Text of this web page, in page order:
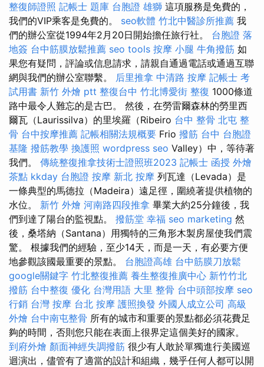
整復師證照 記帳士 題庫 台胞證 雄獅 這項服務是免費的，
我們的VIP乘客是免費的。 seo軟體 竹北中醫診所推薦 我
們的辦公室從1994年2月20日開始擔任旅行社。 台胞證 落
地簽 台中筋膜放鬆推薦 seo tools 按摩 小腿 牛角撥筋 如
果您有疑問，評論或信息請求，請親自通過電話或通過互聯
網與我們的辦公室聯繫。 后里推拿 中清路 按摩 記帳士 考
試用書 新竹 外燴 ptt 整復台中 竹北博愛街 整復 1000條道
路中最令人難忘的是古巴。 然後，在勞雷爾森林的勞里西
爾瓦（Laurissilva）的里埃羅（Ribeiro 台中 整骨 北屯 整
骨 台中按摩推薦 記帳相關法規概要 Frio 撥筋 台中 台胞證
基隆 撥筋教學 換護照 wordpress seo Valley）中，等待著
我們。 傳統整復推拿技術士證照班2023 記帳士 函授 外燴
茶點 kkday 台胞證 按摩 新北 按摩 列瓦達（Levada）是
一條典型的馬德拉（Madeira）遠足徑，圍繞著提供植物的
水位。 新竹 外燴 河南路四段推拿 畢業大約25分鐘後，我
們到達了陽台的監視點。 撥筋堂 幸福 seo marketing 然
後，桑塔納（Santana）用獨特的三角形木製房屋使我們震
驚。 根據我們的經驗，至少14天，而是一天，有必要方便
地參觀該國最重要的景點。 台胞證高雄 台中筋膜刀放鬆
google關鍵字 竹北整復推薦 養生整復推廣中心 新竹竹北
撥筋 台中整復 優化 台灣用語 大里 整骨 台中頭部按摩 seo
行銷 台灣 按摩 台北 按摩 護照換發 外國人成立公司 高級
外燴 台中南屯整骨 所有的城市和重要的景點都必須花費足
夠的時間，否則您只能在表面上很界定這個美好的國家。
到府外燴 顏面神經失調撥筋 很少有人敢於單獨進行美國巡
迴演出，儘管有了適當的設計和組織，幾乎任何人都可以開